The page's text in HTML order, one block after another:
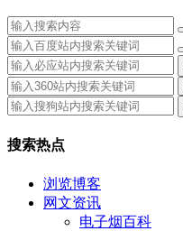
搜索热点
浏览博客
网文资讯
电子烟百科